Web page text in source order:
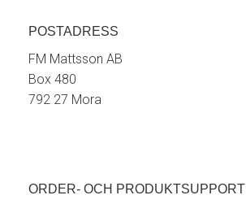
POSTADRESS
FM Mattsson AB
Box 480
792 27 Mora
ORDER- OCH PRODUKTSUPPORT